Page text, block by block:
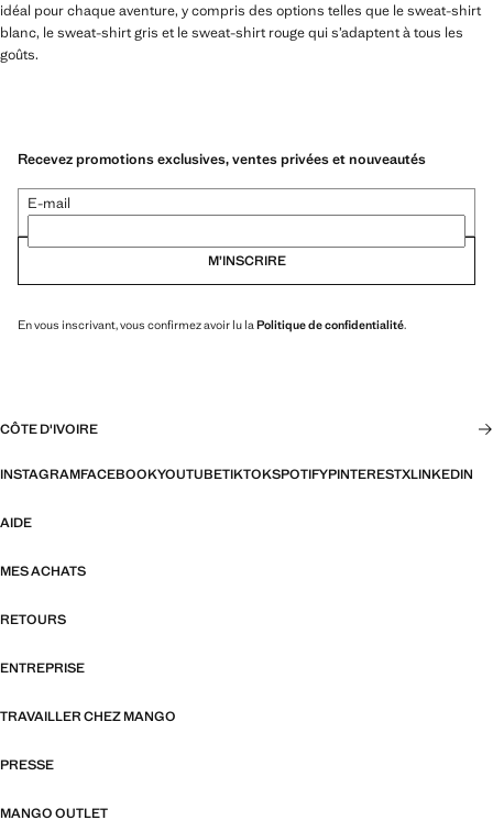
idéal pour chaque aventure, y compris des options telles que le sweat-shirt
blanc, le sweat-shirt gris et le sweat-shirt rouge qui s’adaptent à tous les
goûts.
Recevez promotions exclusives, ventes privées et nouveautés
E-mail
M’INSCRIRE
En vous inscrivant, vous confirmez avoir lu la Politique de confidentialité.
CÔTE D'IVOIRE
INSTAGRAMFACEBOOKYOUTUBETIKTOKSPOTIFYPINTERESTXLINKEDIN
AIDE
MES ACHATS
RETOURS
ENTREPRISE
TRAVAILLER CHEZ MANGO
PRESSE
MANGO OUTLET